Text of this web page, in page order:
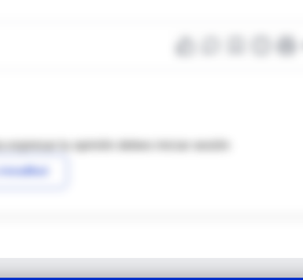
expresar tu opinión debes iniciar sesión